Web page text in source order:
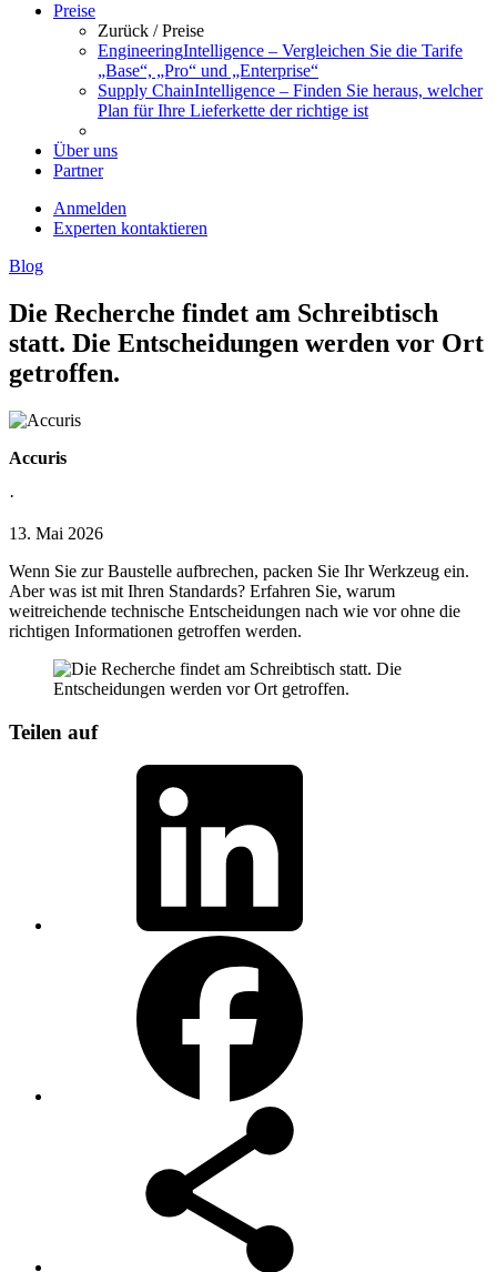
Preise
Zurück /Preise
EngineeringIntelligence – Vergleichen Sie die Tarife
„Base“, „Pro“ und „Enterprise“
Supply ChainIntelligence – Finden Sie heraus, welcher
Plan für Ihre Lieferkette der richtige ist
Über uns
Partner
Anmelden
Experten kontaktieren
Blog
Die Recherche findet am Schreibtisch
statt. Die Entscheidungen werden vor Ort
getroffen.
Accuris
·
13. Mai 2026
Wenn Sie zur Baustelle aufbrechen, packen Sie Ihr Werkzeug ein.
Aber was ist mit Ihren Standards? Erfahren Sie, warum
weitreichende technische Entscheidungen nach wie vor ohne die
richtigen Informationen getroffen werden.
Teilen auf